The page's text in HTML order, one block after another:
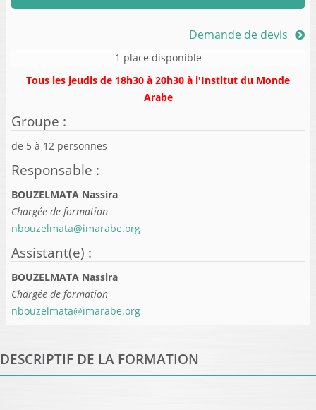
Demande de devis
1 place disponible
Tous les jeudis de 18h30 à 20h30 à l'Institut du Monde
Arabe
Groupe :
de 5 à 12 personnes
Responsable :
BOUZELMATA Nassira
Chargée de formation
nbouzelmata@imarabe.org
Assistant(e) :
BOUZELMATA Nassira
Chargée de formation
nbouzelmata@imarabe.org
DESCRIPTIF DE LA FORMATION